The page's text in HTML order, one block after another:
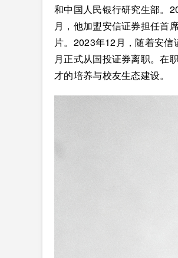
和中国人民银行研究生部。
月，他加盟安信证券担任首
片。2023年12月，随着安
月正式从国投证券离职。在
才的培养与校友生态建设。